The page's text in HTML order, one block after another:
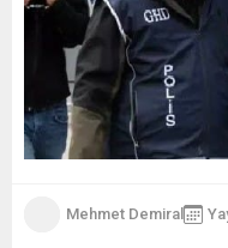
Mehmet Demiral